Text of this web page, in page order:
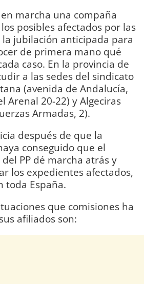
marcha una compaña
posibles afectados por las
la jubilación anticipada para
de primera mano qué
caso. En la provincia de
a las sedes del sindicato
(avenida de Andalucía,
Arenal 20-22) y Algeciras
Armadas, 2).
después de que la
conseguido que el
PP dé marcha atrás y
los expedientes afectados,
toda España.
que comisiones ha
afiliados son: